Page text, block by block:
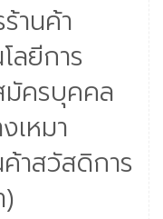
านค้า
ลยีการ
มัครบุคคล
เหมา
าสวัสดิการ